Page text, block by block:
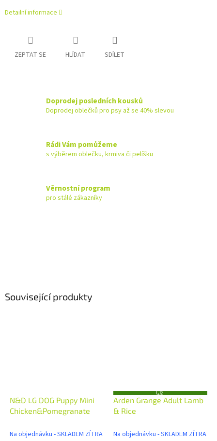
Detailní informace
ZEPTAT SE HLÍDAT SDÍLET
Doprodej posledních kousků
Doprodej oblečků pro psy až se 40% slevou
Rádi Vám pomůžeme
s výběrem oblečku, krmiva či pelíšku
Věrnostní program
pro stálé zákazníky
Související produkty
N&D LG DOG Puppy Mini
Chicken&Pomegranate
Na objednávku - SKLADEM ZÍTRA
Z
D
Arden Grange Adult Lamb
& Rice
Na objednávku - SKLADEM ZÍTRA